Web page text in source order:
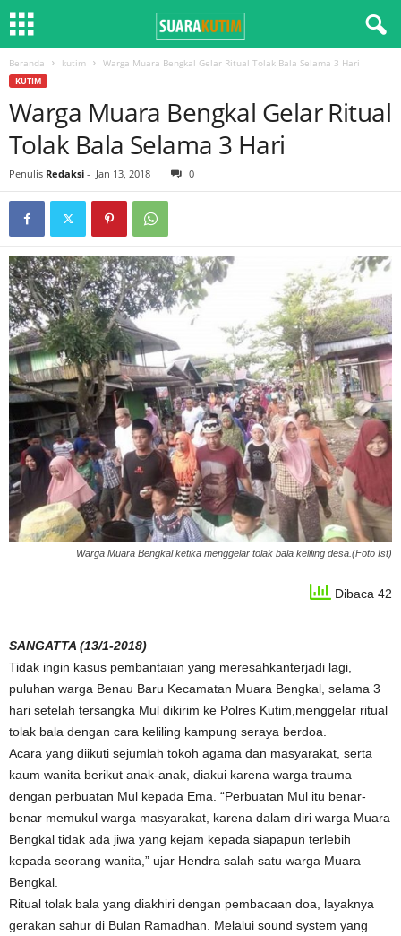
Beranda kutim Warga Muara Bengkal Gelar Ritual Tolak Bala Selama 3 Hari
KUTIM
Warga Muara Bengkal Gelar Ritual
Tolak Bala Selama 3 Hari
Penulis Redaksi - Jan 13, 2018 0
Warga Muara Bengkal ketika menggelar tolak bala keliling desa.(Foto Ist)
Dibaca 42
SANGATTA (13/1-2018)
Tidak ingin kasus pembantaian yang meresahkanterjadi lagi,
puluhan warga Benau Baru Kecamatan Muara Bengkal, selama 3
hari setelah tersangka Mul dikirim ke Polres Kutim,menggelar ritual
tolak bala dengan cara keliling kampung seraya berdoa.
Acara yang diikuti sejumlah tokoh agama dan masyarakat, serta
kaum wanita berikut anak-anak, diakui karena warga trauma
dengan perbuatan Mul kepada Ema. “Perbuatan Mul itu benar-
benar memukul warga masyarakat, karena dalam diri warga Muara
Bengkal tidak ada jiwa yang kejam kepada siapapun terlebih
kepada seorang wanita,” ujar Hendra salah satu warga Muara
Bengkal.
Ritual tolak bala yang diakhiri dengan pembacaan doa, layaknya
gerakan sahur di Bulan Ramadhan. Melalui sound system yang